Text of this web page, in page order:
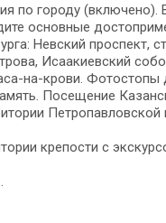
по городу (включено).
основные
Невский проспект,
Исаакиевский
на-крови. Фотостопы
Посещение
Петропавловской
крепости с